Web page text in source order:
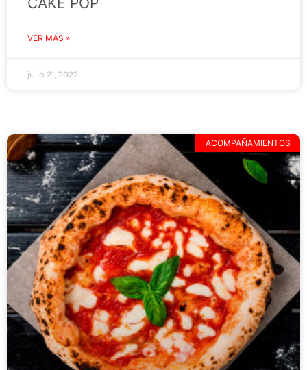
VER MÁS »
julio 21, 2022
ACOMPAÑAMIENTOS